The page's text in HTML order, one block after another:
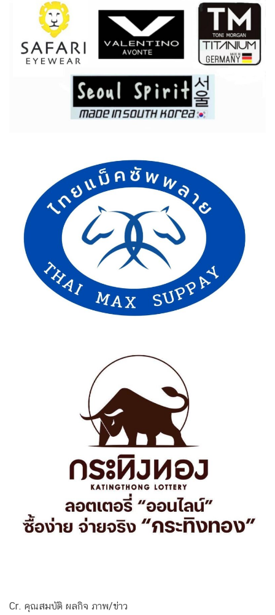
Cr. คุณสมบัติ ผลกิจ ภาพ/ข่าว